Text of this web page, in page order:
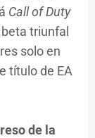
Call of Duty
triunfal
solo en
título de EA
de la